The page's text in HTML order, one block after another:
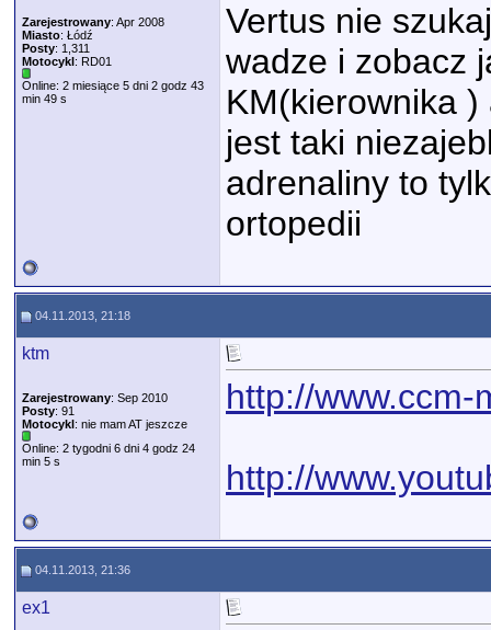
Zarejestrowany: Apr 2008
Miasto: Łódź
Posty: 1,311
Motocykl: RD01
Online: 2 miesiące 5 dni 2 godz 43
min 49 s
Vertus nie
wadze i zobacz
KM(kierownika
jest taki
adrenaliny to
ortopedii
04.11.2013, 21:18
ktm
Zarejestrowany: Sep 2010
Posty: 91
Motocykl: nie mam AT jeszcze
Online: 2 tygodni 6 dni 4 godz 24
min 5 s
http://www.ccm-
http://
04.11.2013, 21:36
ex1